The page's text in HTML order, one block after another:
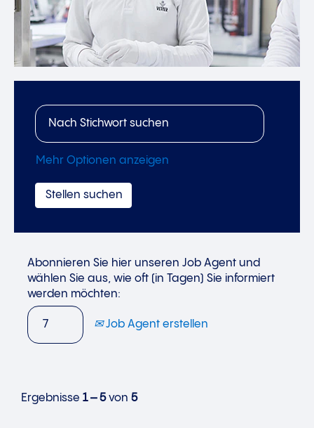
Mehr Optionen anzeigen
Abonnieren Sie hier unseren Job Agent und
wählen Sie aus, wie oft (in Tagen) Sie informiert
werden möchten:
Job Agent erstellen
Ergebnisse 1 – 5von 5